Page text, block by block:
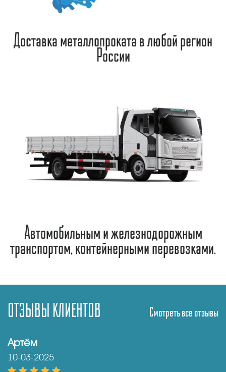
Доставка металлопроката в любой регион
России
Автомобильным и железнодорожным
транспортом, контейнерными перевозками.
ОТЗЫВЫ КЛИЕНТОВ Смотреть все отзывы
Артём
10-03-2025